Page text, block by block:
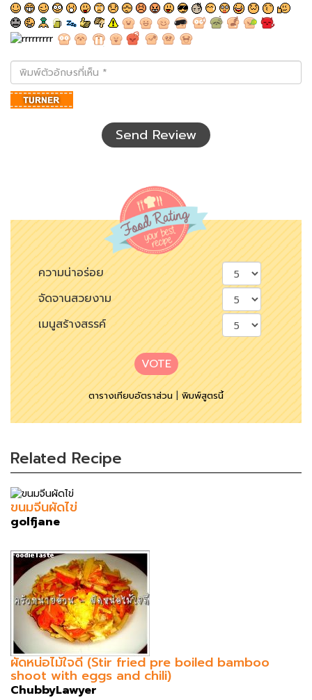
พิมพ์
ตัว
อักษร
ที่
Send Review
ความน่าอร่อย
จัดจานสวยงาม
เมนูสร้างสรรค์
VOTE
ตารางเทียบอัตราส่วน|พิมพ์สูตรนี้
Related Recipe
ขนมจีนผัดไข่
golfjane
ผัดหน่อไม้ใจดี (Stir fried pre boiled bamboo
shoot with eggs and chili)
ChubbyLawyer